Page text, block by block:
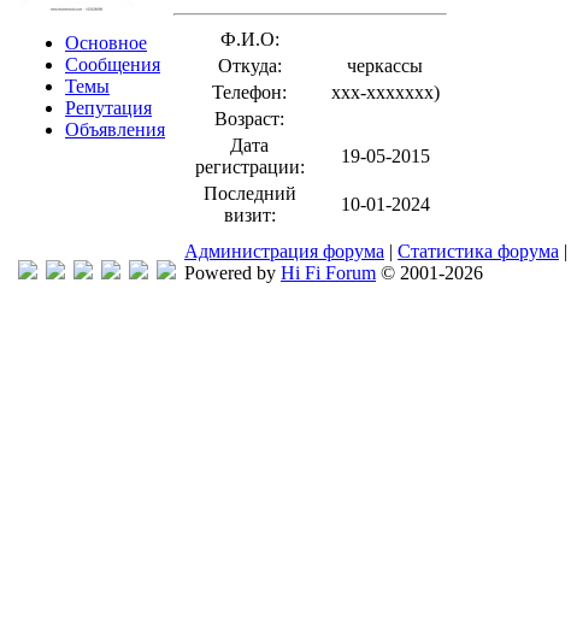
Основное
Сообщения
Темы
Репутация
Объявления
Ф.И.О:
Откуда:
черкассы
Телефон:
xxx-xxxxxxx)
Возраст:
Дата
регистрации:
19-05-2015
Последний
визит:
10-01-2024
Администрация форума | Статистика форума |
Powered by Hi Fi Forum © 2001-2026